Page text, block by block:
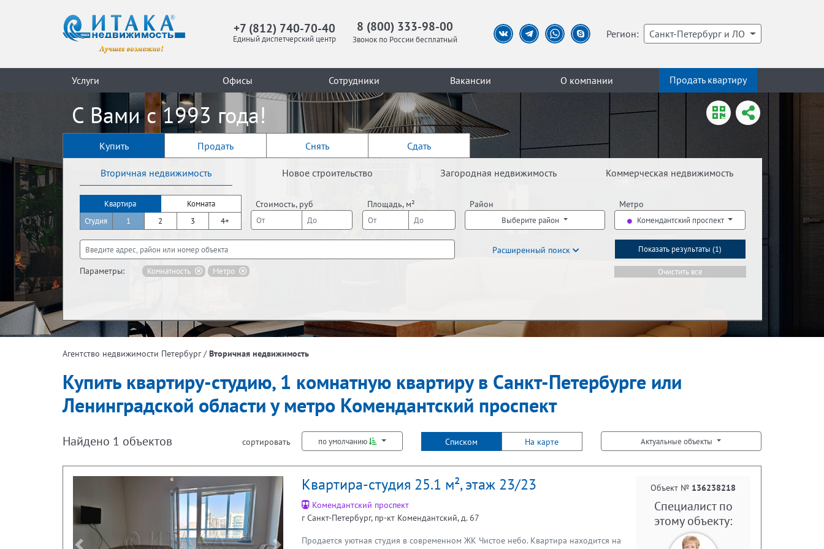
+7 (812) 740-70-40
Единый диспетчерский центр
8 (800) 333-98-00
Звонок по России бесплатный Регион: Санкт-Петербург и ЛО
Услуги Офисы Сотрудники Вакансии О компании Продать квартиру
С Вами с 1993 года!
Купить Продать Снять Сдать
Вторичная недвижимость Новое строительство Загородная недвижимость Коммерческая недвижимость
Квартира
Комната
Студия
1 2 3 4+
Стоимость, руб Площадь, м² Район
Выберите район
Метро
Комендантский проспект
Расширенный поиск Показать результаты (1)
Параметры: Комнатность Метро Очистить все
Жилая площадь, м²
Этаж
Показать за
Не первый
Не последний Лифт Встречная покупка
Агентство недвижимости Петербург /Вторичная недвижимость
Купить квартиру-студию, 1 комнатную квартиру в Санкт-Петербурге или
Ленинградской области у метро Комендантский проспект
Найдено 1 объектов сортировать по умолчанию Списком На карте Актуальные объекты
Квартира-студия 25.1 м², этаж 23/23
Комендантский проспект
г Санкт-Петербург, пр-кт Комендантский, д. 67
Продается уютная студия в современном ЖК Чистое небо. Квартира находится на
Объект № 136238218
Специалист по
этому объекту: